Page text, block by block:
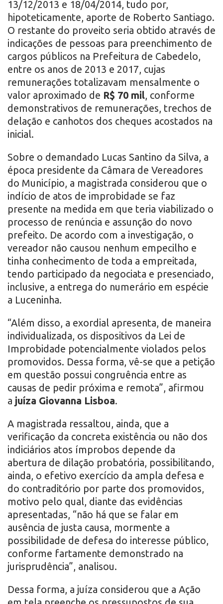
13/12/2013 e 18/04/2014, tudo por,
hipoteticamente, aporte de Roberto Santiago.
O restante do proveito seria obtido através de
indicações de pessoas para preenchimento de
cargos públicos na Prefeitura de Cabedelo,
entre os anos de 2013 e 2017, cujas
remunerações totalizavam mensalmente o
valor aproximado de R$ 70 mil, conforme
demonstrativos de remunerações, trechos de
delação e canhotos dos cheques acostados na
inicial.
Sobre o demandado Lucas Santino da Silva, a
época presidente da Câmara de Vereadores
do Município, a magistrada considerou que o
indício de atos de improbidade se faz
presente na medida em que teria viabilizado o
processo de renúncia e assunção do novo
prefeito. De acordo com a investigação, o
vereador não causou nenhum empecilho e
tinha conhecimento de toda a empreitada,
tendo participado da negociata e presenciado,
inclusive, a entrega do numerário em espécie
a Luceninha.
“Além disso, a exordial apresenta, de maneira
individualizada, os dispositivos da Lei de
Improbidade potencialmente violados pelos
promovidos. Dessa forma, vê-se que a petição
em questão possui congruência entre as
causas de pedir próxima e remota”, afirmou
a juíza Giovanna Lisboa.
A magistrada ressaltou, ainda, que a
verificação da concreta existência ou não dos
indiciários atos ímprobos depende da
abertura de dilação probatória, possibilitando,
ainda, o efetivo exercício da ampla defesa e
do contraditório por parte dos promovidos,
motivo pelo qual, diante das evidências
apresentadas, “não há que se falar em
ausência de justa causa, mormente a
possibilidade de defesa do interesse público,
conforme fartamente demonstrado na
jurisprudência”, analisou.
Dessa forma, a juíza considerou que a Ação